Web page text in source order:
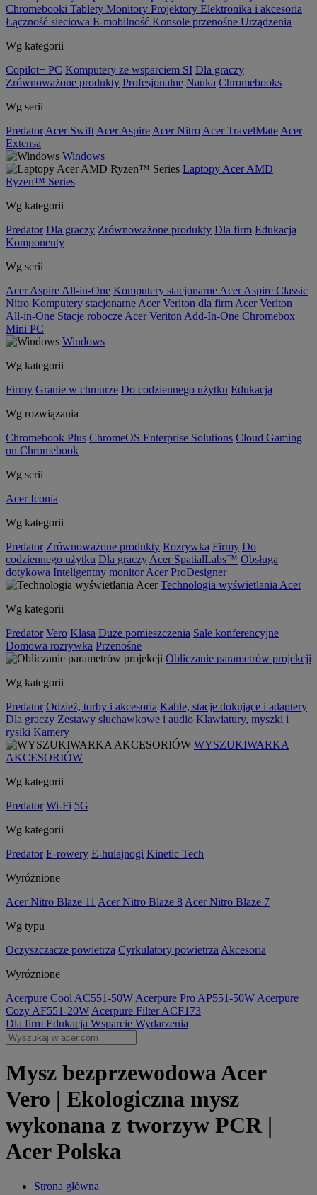
Chromebooki Tablety Monitory Projektory Elektronika i akcesoria
Łączność sieciowa E-mobilność Konsole przenośne Urządzenia
Wg kategorii
Copilot+ PC Komputery ze wsparciem SI Dla graczy
Zrównoważone produkty Profesjonalne Nauka Chromebooks
Wg serii
Predator Acer Swift Acer Aspire Acer Nitro Acer TravelMate Acer
Extensa
Windows
Laptopy Acer AMD
Ryzen™ Series
Wg kategorii
Predator Dla graczy Zrównoważone produkty Dla firm Edukacja
Komponenty
Wg serii
Acer Aspire All-in-One Komputery stacjonarne Acer Aspire Classic
Nitro Komputery stacjonarne Acer Veriton dla firm Acer Veriton
All-in-One Stacje robocze Acer Veriton Add-In-One Chromebox
Mini PC
Windows
Wg kategorii
Firmy Granie w chmurze Do codziennego użytku Edukacja
Wg rozwiązania
Chromebook Plus ChromeOS Enterprise Solutions Cloud Gaming
on Chromebook
Wg serii
Acer Iconia
Wg kategorii
Predator Zrównoważone produkty Rozrywka Firmy Do
codziennego użytku Dla graczy Acer SpatialLabs™ Obsługa
dotykowa Inteligentny monitor Acer ProDesigner
Technologia wyświetlania Acer
Wg kategorii
Predator Vero Klasa Duże pomieszczenia Sale konferencyjne
Domowa rozrywka Przenośne
Obliczanie parametrów projekcji
Wg kategorii
Predator Odzież, torby i akcesoria Kable, stacje dokujące i adaptery
Dla graczy Zestawy słuchawkowe i audio Klawiatury, myszki i
rysiki Kamery
WYSZUKIWARKA
AKCESORIÓW
Wg kategorii
Predator Wi-Fi 5G
Wg kategorii
Predator E-rowery E-hulajnogi Kinetic Tech
Wyróżnione
Acer Nitro Blaze 11 Acer Nitro Blaze 8 Acer Nitro Blaze 7
Wg typu
Oczyszczacze powietrza Cyrkulatory powietrza Akcesoria
Wyróżnione
Acerpure Cool AC551-50W Acerpure Pro AP551-50W Acerpure
Cozy AF551-20W Acerpure Filter ACF173
Dla firm Edukacja Wsparcie Wydarzenia
Mysz bezprzewodowa Acer
Vero | Ekologiczna mysz
wykonana z tworzyw PCR |
Acer Polska
Strona główna